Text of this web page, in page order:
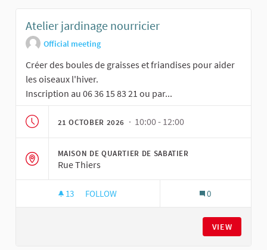
Atelier jardinage nourricier
Official meeting
Créer des boules de graisses et friandises pour aider
les oiseaux l'hiver.
Inscription au 06 36 15 83 21 ou par...
21 OCTOBER 2026 · 10:00 - 12:00
MAISON DE QUARTIER DE SABATIER
Rue Thiers
13 13 FOLLOWERS
FOLLOW 0
VIEW